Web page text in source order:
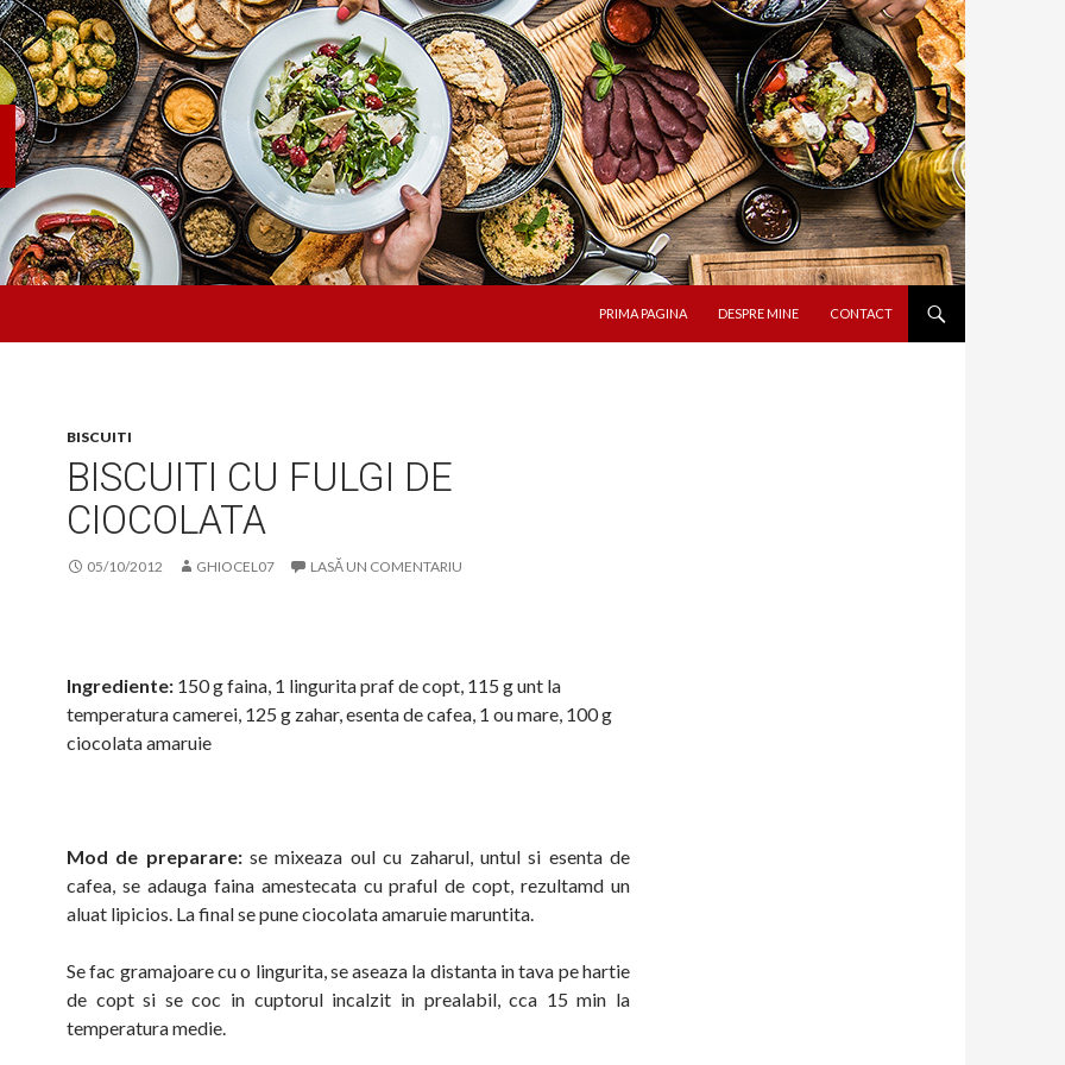
PRIMA PAGINA
DESPRE MINE CONTACT
BISCUITI
BISCUITI CU FULGI DE
CIOCOLATA
05/10/2012 GHIOCEL07 LASĂ UN COMENTARIU
Ingrediente: 150 g faina, 1 lingurita praf de copt, 115 g unt la
temperatura camerei, 125 g zahar, esenta de cafea, 1 ou mare, 100 g
ciocolata amaruie
Mod de preparare:se mixeaza oul cu zaharul, untul si esenta de
cafea, se adauga faina amestecata cu praful de copt, rezultamd un
aluat lipicios. La final se pune ciocolata amaruie maruntita.
Se fac gramajoare cu o lingurita, se aseaza la distanta in tava pe hartie
de copt si se coc in cuptorul incalzit in prealabil, cca 15 min la
temperatura medie.